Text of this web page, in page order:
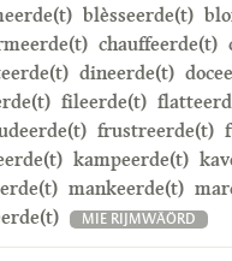
blèsseerde(t)
chauffeerde(t)
dineerde(t)
fileerde(t)
frustreerde(t)
kampeerde(t)
mankeerde(t)
MIE RIJMWÄÖRD